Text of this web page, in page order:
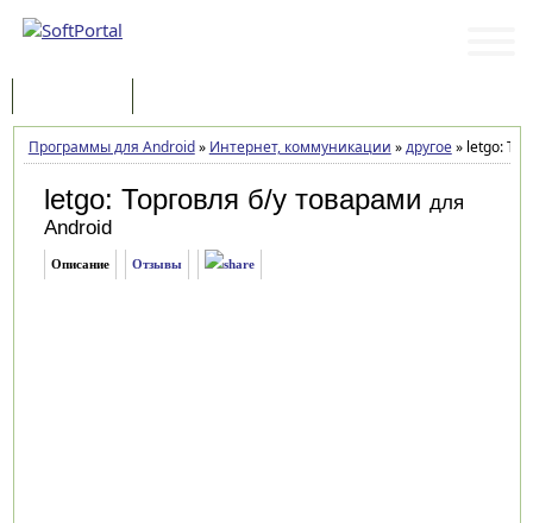
Программы для Android» Интернет, коммуникации »другое»letgo:
letgo: Торговля б/у товарами для
Android
Описание Отзывы